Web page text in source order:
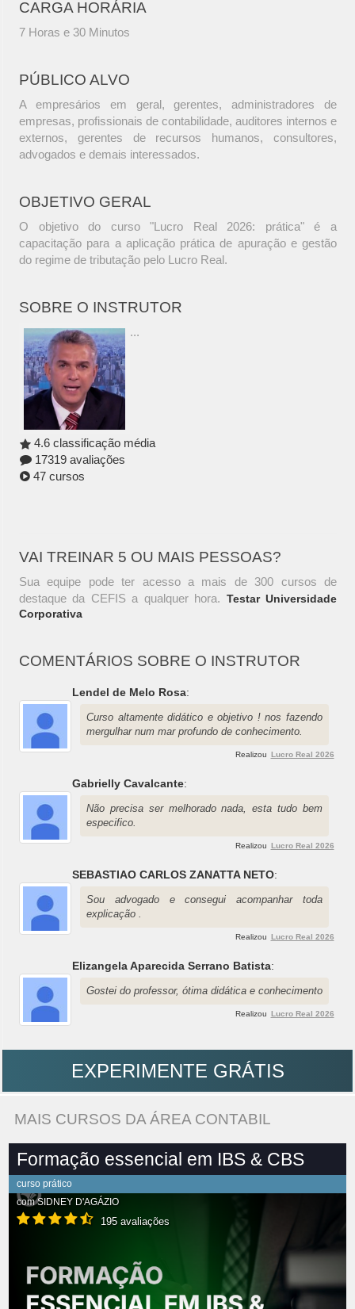
CARGA HORÁRIA
7 Horas e 30 Minutos
PÚBLICO ALVO
A empresários em geral, gerentes, administradores de
empresas, profissionais de contabilidade, auditores internos e
externos, gerentes de recursos humanos, consultores,
advogados e demais interessados.
OBJETIVO GERAL
O objetivo do curso "Lucro Real 2026: prática" é a
capacitação para a aplicação prática de apuração e gestão
do regime de tributação pelo Lucro Real.
SOBRE O INSTRUTOR
...
4.6 classificação média
17319 avaliações
47 cursos
VAI TREINAR 5 OU MAIS PESSOAS?
Sua equipe pode ter acesso a mais de 300 cursos de
destaque da CEFIS a qualquer hora. Testar Universidade
Corporativa
COMENTÁRIOS SOBRE O INSTRUTOR
Lendel de Melo Rosa:
Curso altamente didático e objetivo ! nos fazendo
mergulhar num mar profundo de conhecimento.
Realizou Lucro Real 2026
Gabrielly Cavalcante:
Não precisa ser melhorado nada, esta tudo bem
especifico.
Realizou Lucro Real 2026
SEBASTIAO CARLOS ZANATTA NETO:
Sou advogado e consegui acompanhar toda
explicação .
Realizou Lucro Real 2026
Elizangela Aparecida Serrano Batista:
Gostei do professor, ótima didática e conhecimento
Realizou Lucro Real 2026
EXPERIMENTE GRÁTIS
MAIS CURSOS DA ÁREA CONTABIL
Formação essencial em IBS & CBS
curso prático
comSIDNEY D'AGÁZIO
195 avaliações